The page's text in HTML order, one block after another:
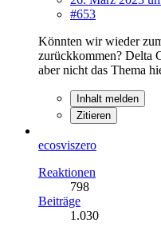
#653
Könnten wir wieder
zurückkommen? Delta
aber nicht das Thema
Inhalt melden
Zitieren
ecosviszero
Reaktionen
798
Beiträge
1.030